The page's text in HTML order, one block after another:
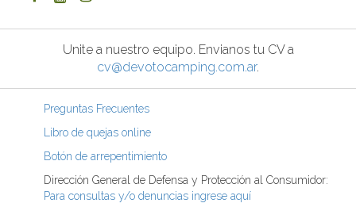
Unite a nuestro equipo. Envianos tu CV a
cv@devotocamping.com.ar.
Preguntas Frecuentes
Libro de quejas online
Botón de arrepentimiento
Dirección General de Defensa y Protección al Consumidor:
Para consultas y/o denuncias ingrese aquí